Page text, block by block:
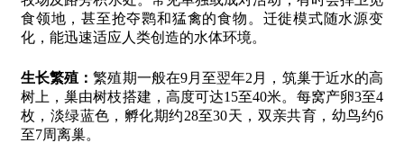
食领地，甚至抢夺鹮和猛禽的食物。迁徙模式随水源变
化，能迅速适应人类创造的水体环境。
生长繁殖：繁殖期一般在9月至翌年2月，筑巢于近水的高
树上，巢由树枝搭建，高度可达15至40米。每窝产卵3至4
枚，淡绿蓝色，孵化期约28至30天，双亲共育，幼鸟约6
至7周离巢。